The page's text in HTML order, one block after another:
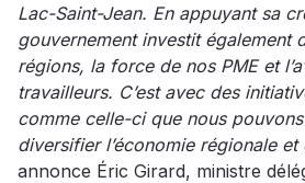
Lac-Saint-Jean. En appuyant sa
gouvernement investit également
régions, la force de nos PME et
travailleurs. C’est avec des
comme celle-ci que nous
diversifier l’économie régionale
annonce Éric Girard, ministre